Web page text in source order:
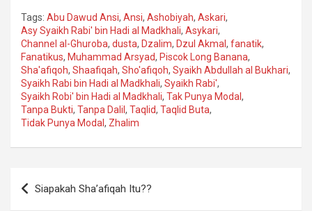
Tags: Abu Dawud Ansi, Ansi, Ashobiyah, Askari,
Asy Syaikh Rabi' bin Hadi al Madkhali, Asykari,
Channel al-Ghuroba, dusta, Dzalim, Dzul Akmal , fanatik,
Fanatikus, Muhammad Arsyad, Piscok Long Banana,
Sha'afiqoh, Shaafiqah, Sho'afiqoh, Syaikh Abdullah al Bukhari,
Syaikh Rabi bin Hadi al Madkhali, Syaikh Rabi',
Syaikh Robi' bin Hadi al Madkhali, Tak Punya Modal ,
Tanpa Bukti, Tanpa Dalil , Taqlid, Taqlid Buta,
Tidak Punya Modal , Zhalim
Navigasi
pos
Siapakah Sha’afiqah Itu??